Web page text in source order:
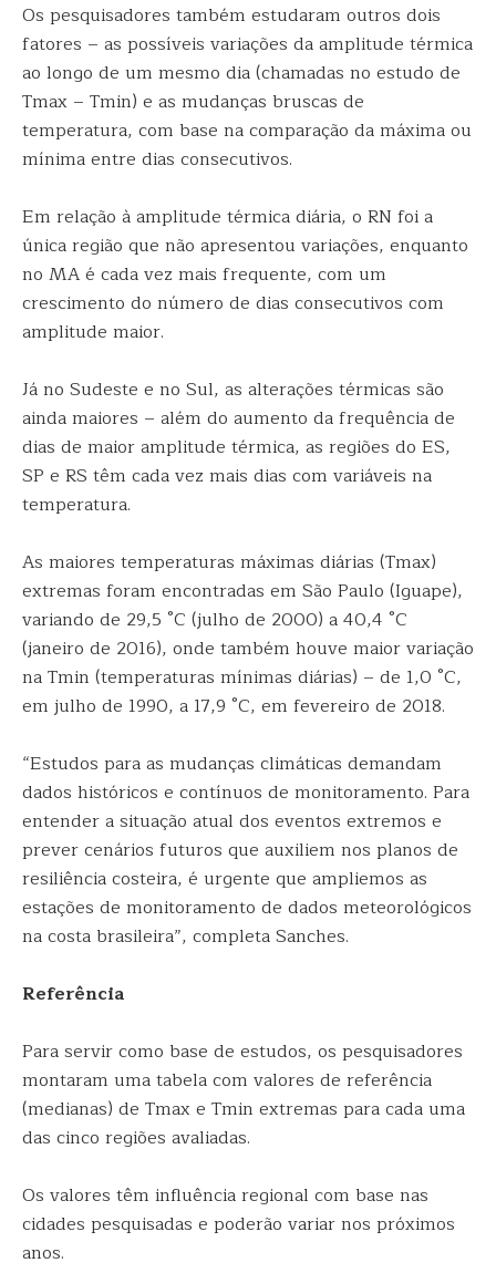
Os pesquisadores também estudaram outros dois
fatores – as possíveis variações da amplitude térmica
ao longo de um mesmo dia (chamadas no estudo de
Tmax – Tmin) e as mudanças bruscas de
temperatura, com base na comparação da máxima ou
mínima entre dias consecutivos.
Em relação à amplitude térmica diária, o RN foi a
única região que não apresentou variações, enquanto
no MA é cada vez mais frequente, com um
crescimento do número de dias consecutivos com
amplitude maior.
Já no Sudeste e no Sul, as alterações térmicas são
ainda maiores – além do aumento da frequência de
dias de maior amplitude térmica, as regiões do ES,
SP e RS têm cada vez mais dias com variáveis na
temperatura.
As maiores temperaturas máximas diárias (Tmax)
extremas foram encontradas em São Paulo (Iguape),
variando de 29,5 °C (julho de 2000) a 40,4 °C
(janeiro de 2016), onde também houve maior variação
na Tmin (temperaturas mínimas diárias) – de 1,0 °C,
em julho de 1990, a 17,9 °C, em fevereiro de 2018.
“Estudos para as mudanças climáticas demandam
dados históricos e contínuos de monitoramento. Para
entender a situação atual dos eventos extremos e
prever cenários futuros que auxiliem nos planos de
resiliência costeira, é urgente que ampliemos as
estações de monitoramento de dados meteorológicos
na costa brasileira”, completa Sanches.
Referência
Para servir como base de estudos, os pesquisadores
montaram uma tabela com valores de referência
(medianas) de Tmax e Tmin extremas para cada uma
das cinco regiões avaliadas.
Os valores têm influência regional com base nas
cidades pesquisadas e poderão variar nos próximos
anos.